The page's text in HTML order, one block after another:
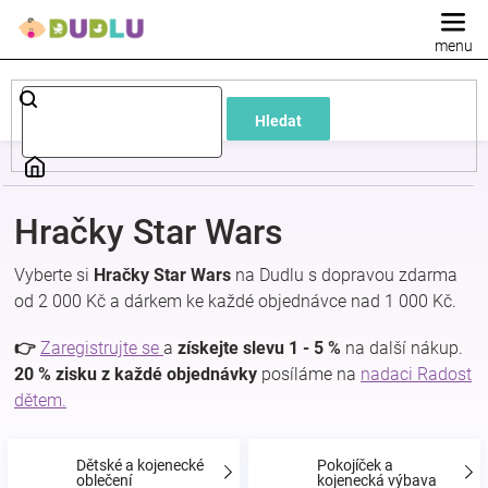
Hledat
Dětské
a
a
Hračky Star Wars
Vyberte si Hračky Star Wars na Dudlu s dopravou zdarma
od 2 000 Kč a dárkem ke každé objednávce nad 1 000 Kč.
👉 Zaregistrujte se a získejte slevu 1 - 5 % na další nákup.
20 % zisku z každé objednávky posíláme na nadaci Radost
dětem.
Dětské a kojenecké
oblečení
Pokojíček a
kojenecká výbava